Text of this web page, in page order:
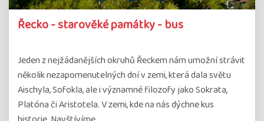
Řecko - starověké památky - bus
Jeden z nejžádanějších okruhů Řeckem nám umožní strávit
několik nezapomenutelných dní v zemi, která dala světu
Aischyla, Sofokla, ale i významné filozofy jako Sokrata,
Platóna či Aristotela. V zemi, kde na nás dýchne kus